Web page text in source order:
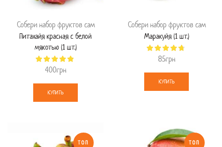
Собери набор фруктов сам
Питахайя красная с белой
мякотью (1 шт.)
400грн
КУПИТЬ
Собери набор фруктов сам
Маракуйя (1 шт.)
85грн
КУПИТЬ
ТОП ТОП